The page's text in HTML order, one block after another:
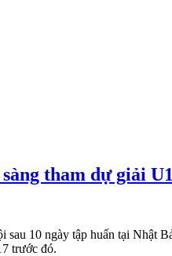
tham dự giải
10 ngày tập huấn tại Nhật
trước đó.